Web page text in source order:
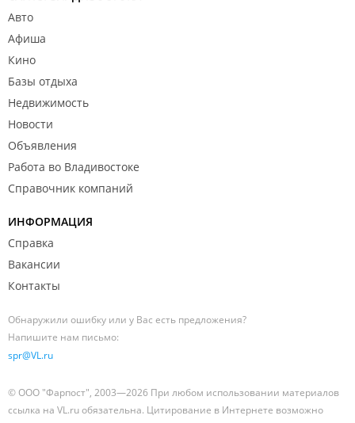
Авто
Афиша
Кино
Базы отдыха
Недвижимость
Новости
Объявления
Работа во Владивостоке
Справочник компаний
ИНФОРМАЦИЯ
Справка
Вакансии
Контакты
Обнаружили ошибку или у Вас есть предложения?
Напишите нам письмо:
spr@VL.ru
© ООО "Фарпост", 2003—2026 При любом использовании материалов
ссылка на VL.ru обязательна. Цитирование в Интернете возможно